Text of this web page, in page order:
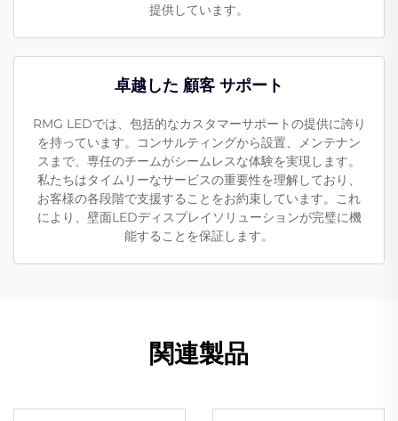
提供しています。
卓越した 顧客 サポート
RMG LEDでは、包括的なカスタマーサポートの提供に誇り
を持っています。コンサルティングから設置、メンテナン
スまで、専任のチームがシームレスな体験を実現します。
私たちはタイムリーなサービスの重要性を理解しており、
お客様の各段階で支援することをお約束しています。これ
により、壁面LEDディスプレイソリューションが完璧に機
能することを保証します。
関連製品